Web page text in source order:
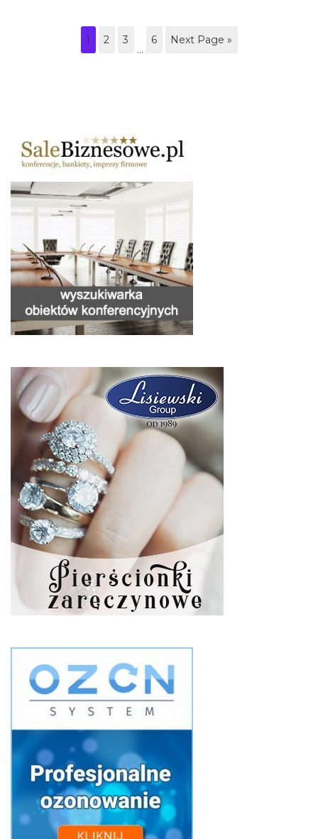
1 2
3
…
6 Next Page »